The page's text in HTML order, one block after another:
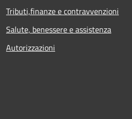
Tributi,finanze e contravvenzioni
Salute, benessere e assistenza
Autorizzazioni